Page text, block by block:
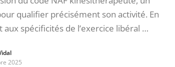
qualifier précisément son activité. En
spécificités de l’exercice libéral …
2025